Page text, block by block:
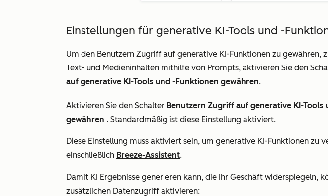
Einstellungen für generative KI-Tools und -
Um den Benutzern Zugriff auf generative KI-Funktionen zu gewähren,
Text- und Medieninhalten mithilfe von Prompts, aktivieren Sie den
auf generative KI-Tools und -Funktionen gewähren.
Aktivieren Sie den Schalter Benutzern Zugriff auf generative KI-Tools
gewähren . Standardmäßig ist diese Einstellung aktiviert.
Diese Einstellung muss aktiviert sein, um generative KI-Funktionen zu
einschließlich Breeze-Assistent.
Damit KI Ergebnisse generieren kann, die Ihr Geschäft widerspiegeln,
zusätzlichen Datenzugriff aktivieren: